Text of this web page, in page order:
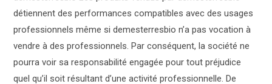
détiennent des performances compatibles avec des usages
professionnels même si demesterresbio n’a pas vocation à
vendre à des professionnels. Par conséquent, la société ne
pourra voir sa responsabilité engagée pour tout préjudice
quel qu’il soit résultant d’une activité professionnelle. De